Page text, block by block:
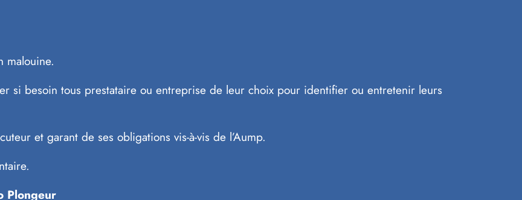
malouine.
si besoin tous prestataire ou entreprise de leur choix pour identifier ou entretenir leurs
et garant de ses obligations vis-à-vis de l’Aump.
Plongeur